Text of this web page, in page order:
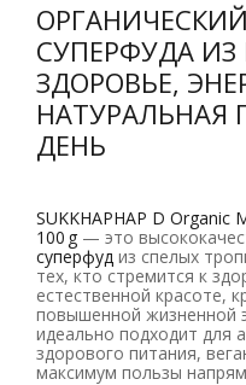
СУПЕРФУДА
ЗДОРОВЬЕ,
НАТУРАЛЬНАЯ
ДЕНЬ
SUKKHAPHAP D Organic
100 g — это
суперфуд из спелых
тех, кто стремится к
естественной красоте,
повышенной жизненной
идеально подходит для
здорового питания,
максимум пользы